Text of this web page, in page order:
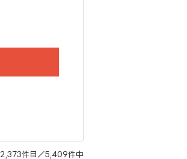
2,373件目／5,409件中